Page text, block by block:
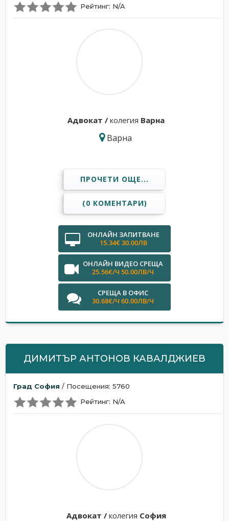
Рейтинг: N/A
Адвокат / колегия Варна
Варна
ПРОЧЕТИ ОЩЕ...
(0 КОМЕНТАРИ)
ОНЛАЙН ЗАПИТВАНЕ
15.34€ 30.00ЛВ
ОНЛАЙН ВИДЕО СРЕЩА
25.56€/Ч 50.00ЛВ/Ч
СРЕЩА В ОФИС
30.68€/Ч 60.00ЛВ/Ч
ДИМИТЪР АНТОНОВ КАВАЛДЖИЕВ
Град София / Посещения: 5760
Рейтинг: N/A
Адвокат / колегия София